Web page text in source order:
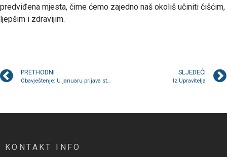
predviđena mjesta, čime ćemo zajedno naš okoliš učiniti čišćim,
ljepšim i zdravijim.
PRETHODNI
Obavještenje: U januaru prijava stanja na mjerilu do 24.
SLJEDEĆI
Iz Upravitelja
KONTAKT INFO